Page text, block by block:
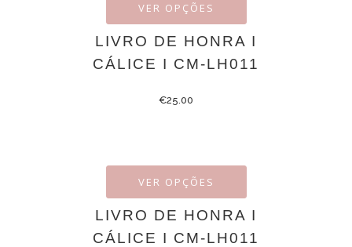
VER OPÇÕES
LIVRO DE HONRA I
CÁLICE I CM-LH011
€25.00
VER OPÇÕES
LIVRO DE HONRA I
CÁLICE I CM-LH011